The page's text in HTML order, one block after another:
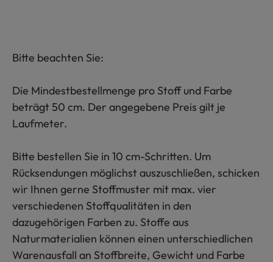
Bitte beachten Sie:
Die Mindestbestellmenge pro Stoff und Farbe
beträgt 50 cm. Der angegebene Preis gilt je
Laufmeter.
Bitte bestellen Sie in 10 cm-Schritten. Um
Rücksendungen möglichst auszuschließen, schicken
wir Ihnen gerne Stoffmuster mit max. vier
verschiedenen Stoffqualitäten in den
dazugehörigen Farben zu. Stoffe aus
Naturmaterialien können einen unterschiedlichen
Warenausfall an Stoffbreite, Gewicht und Farbe